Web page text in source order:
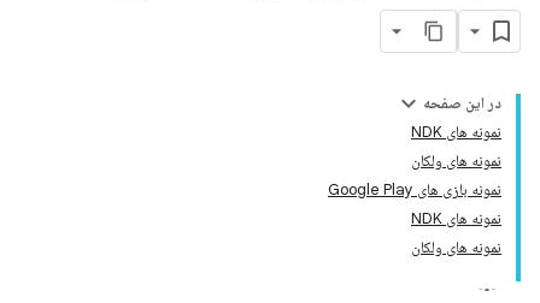
در این صفحه
نمونه های NDK
نمونه های ولکان
نمونه بازی های Google Play
نمونه های NDK
نمونه های ولکان